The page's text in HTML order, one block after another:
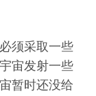
须采取一些
宙发射一些
暂时还没给